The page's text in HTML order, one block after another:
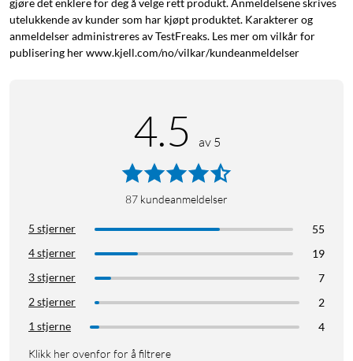
gjøre det enklere for deg å velge rett produkt. Anmeldelsene skrives
utelukkende av kunder som har kjøpt produktet. Karakterer og
anmeldelser administreres av TestFreaks. Les mer om vilkår for
publisering her www.kjell.com/no/vilkar/kundeanmeldelser
4.5 av 5
87 kundeanmeldelser
5 stjerner
55
4 stjerner
19
3 stjerner
7
2 stjerner
2
1 stjerne
4
Klikk her ovenfor for å filtrere